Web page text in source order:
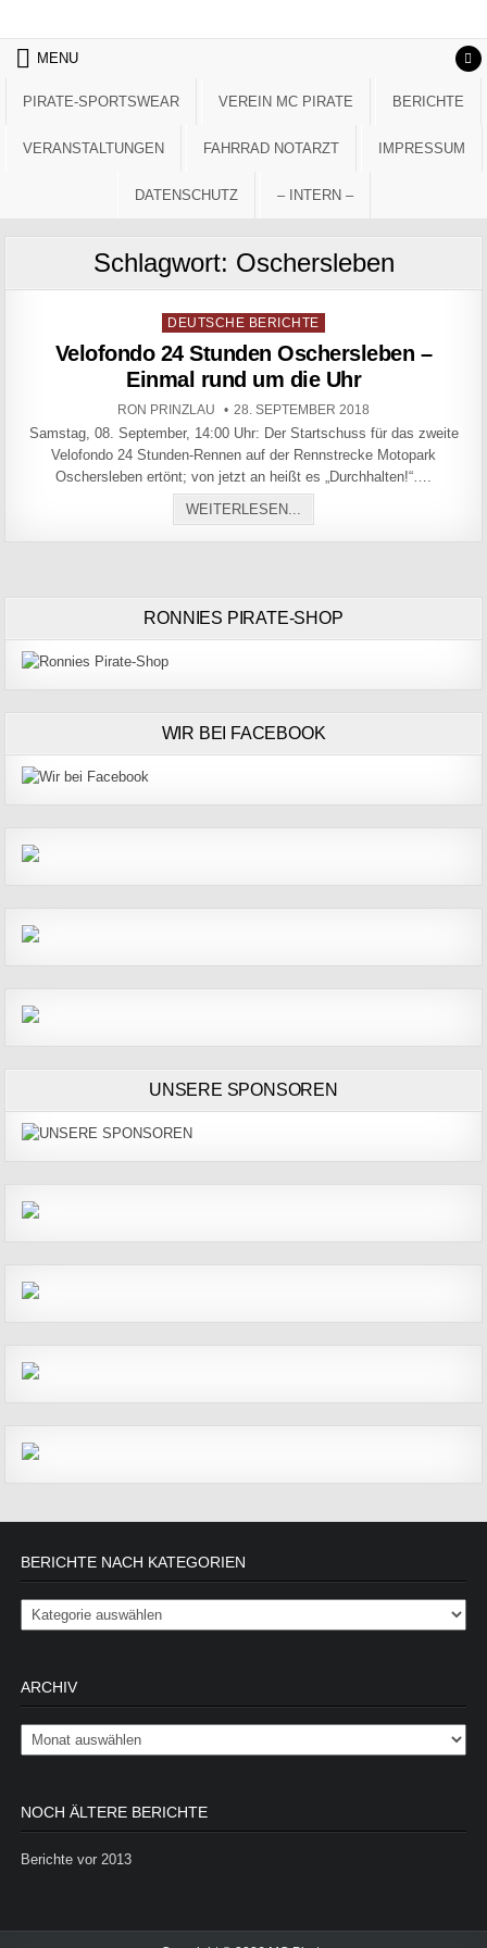
MENU
PIRATE-SPORTSWEAR VEREIN MC PIRATE BERICHTE
VERANSTALTUNGEN FAHRRAD NOTARZT IMPRESSUM
DATENSCHUTZ – INTERN –
Schlagwort: Oschersleben
Posted in
DEUTSCHE BERICHTE
Velofondo 24 Stunden Oschersleben –
Einmal rund um die Uhr
AUTHOR:
RON PRINZLAU PUBLISHED DATE:
28. SEPTEMBER 2018
Samstag, 08. September, 14:00 Uhr: Der Startschuss für das zweite
Velofondo 24 Stunden-Rennen auf der Rennstrecke Motopark
Oschersleben ertönt; von jetzt an heißt es „Durchhalten!“….
WEITERLESEN...
RONNIES PIRATE-SHOP
WIR BEI FACEBOOK
UNSERE SPONSOREN
BERICHTE NACH KATEGORIEN
Berichte nach Kategorien
ARCHIV
Archiv
NOCH ÄLTERE BERICHTE
Berichte vor 2013